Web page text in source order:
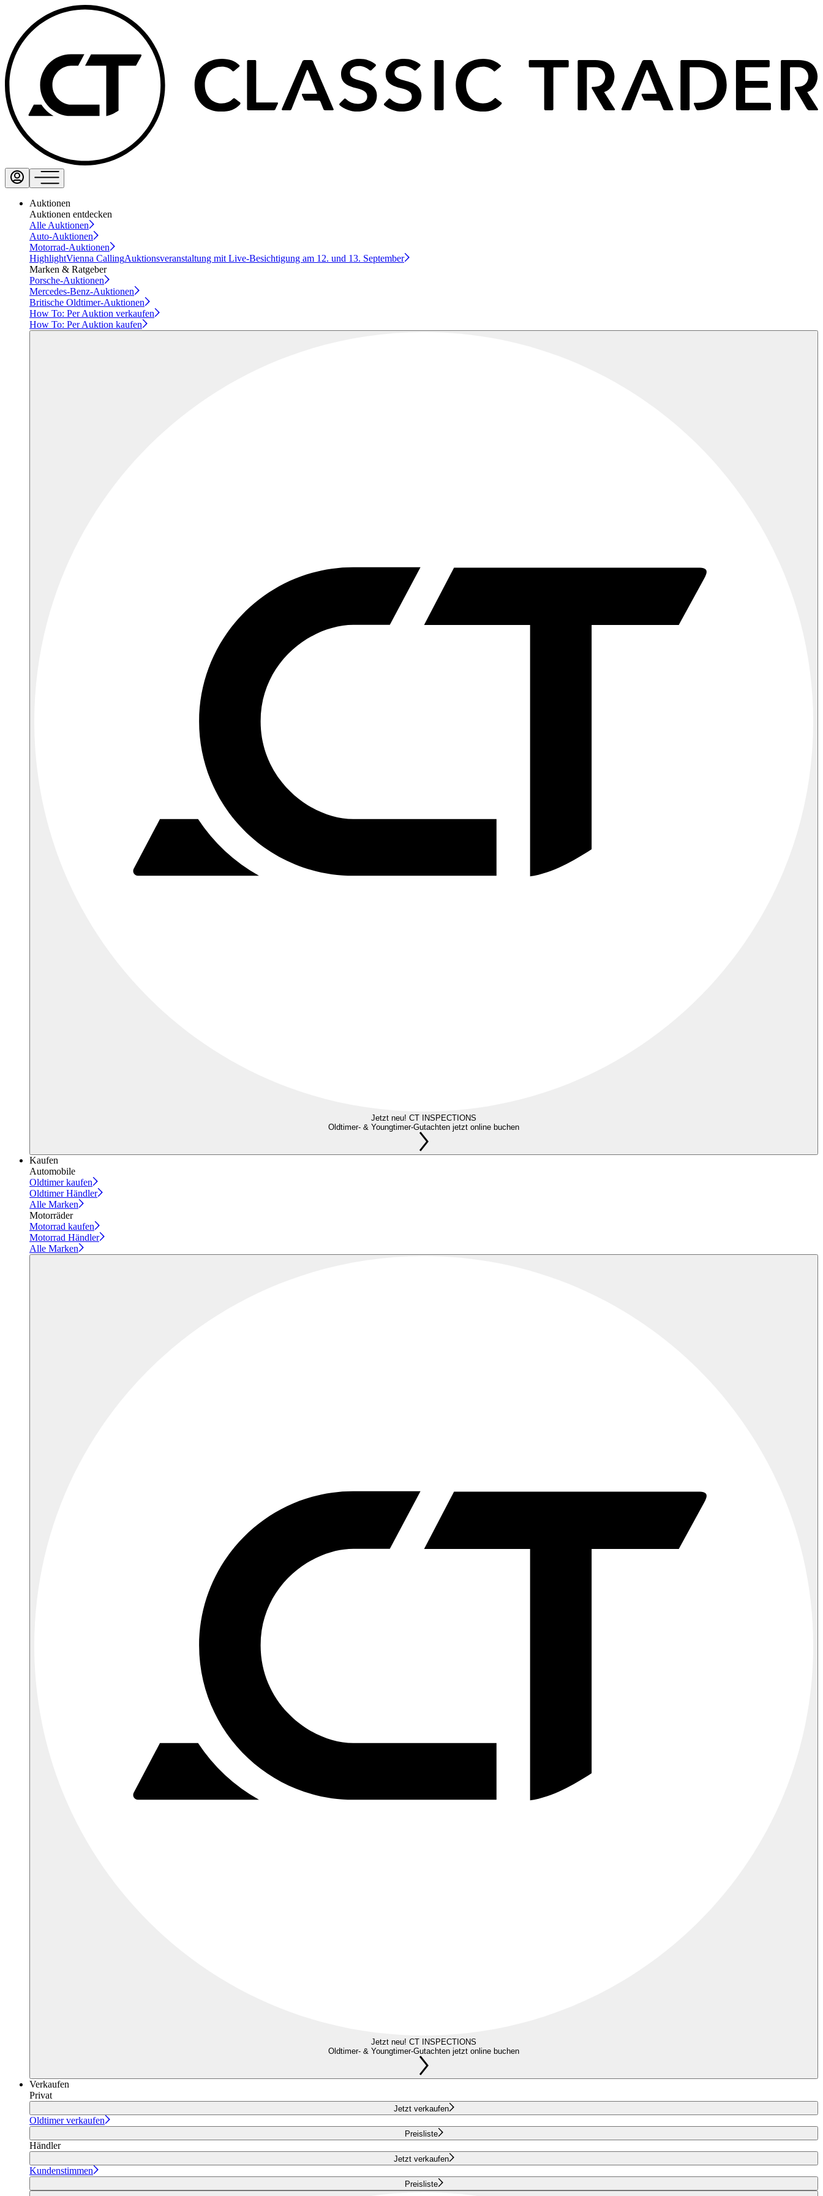
Auktionen
Auktionen entdecken
Alle Auktionen
Auto-Auktionen
Motorrad-Auktionen
HighlightVienna CallingAuktionsveranstaltung mit Live-Besichtigung am 12. und 13. September
Marken & Ratgeber
Porsche-Auktionen
Mercedes-Benz-Auktionen
Britische Oldtimer-Auktionen
How To: Per Auktion verkaufen
How To: Per Auktion kaufen
Jetzt neu! CT INSPECTIONS
Oldtimer- & Youngtimer-Gutachten jetzt online buchen
Kaufen
Automobile
Oldtimer kaufen
Oldtimer Händler
Alle Marken
Motorräder
Motorrad kaufen
Motorrad Händler
Alle Marken
Jetzt neu! CT INSPECTIONS
Oldtimer- & Youngtimer-Gutachten jetzt online buchen
Verkaufen
Privat
Jetzt verkaufen
Oldtimer verkaufen
Preisliste
Händler
Jetzt verkaufen
Kundenstimmen
Preisliste